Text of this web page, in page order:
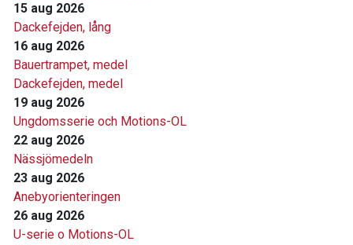
15 aug 2026
Dackefejden, lång
16 aug 2026
Bauertrampet, medel
Dackefejden, medel
19 aug 2026
Ungdomsserie och Motions-OL
22 aug 2026
Nässjömedeln
23 aug 2026
Anebyorienteringen
26 aug 2026
U-serie o Motions-OL